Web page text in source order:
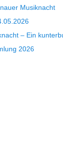
Musiknacht
– Ein
2026